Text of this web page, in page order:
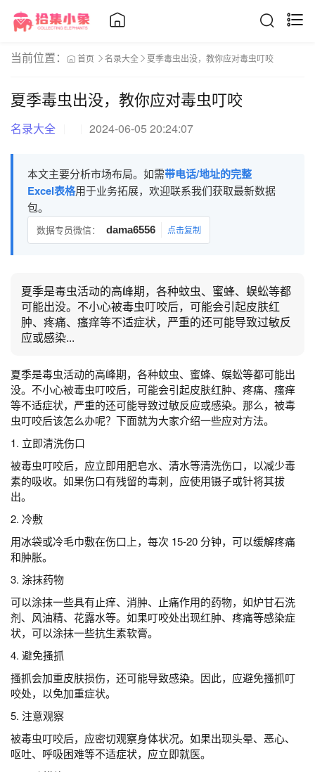
当前位置： 首页 名录大全 夏季毒虫出没，教你应对毒虫叮咬
夏季毒虫出没，教你应对毒虫叮咬
名录大全 2024-06-05 20:24:07
本文主要分析市场布局。如需带电话/地址的完整
Excel表格用于业务拓展，欢迎联系我们获取最新数据
包。
数据专员微信： dama6556 点击复制
夏季是毒虫活动的高峰期，各种蚊虫、蜜蜂、蜈蚣等都
可能出没。不小心被毒虫叮咬后，可能会引起皮肤红
肿、疼痛、瘙痒等不适症状，严重的还可能导致过敏反
应或感染...
夏季是毒虫活动的高峰期，各种蚊虫、蜜蜂、蜈蚣等都可能出
没。不小心被毒虫叮咬后，可能会引起皮肤红肿、疼痛、瘙痒
等不适症状，严重的还可能导致过敏反应或感染。那么，被毒
虫叮咬后该怎么办呢？下面就为大家介绍一些应对方法。
1. 立即清洗伤口
被毒虫叮咬后，应立即用肥皂水、清水等清洗伤口，以减少毒
素的吸收。如果伤口有残留的毒刺，应使用镊子或针将其拔
出。
2. 冷敷
用冰袋或冷毛巾敷在伤口上，每次 15-20 分钟，可以缓解疼痛
和肿胀。
3. 涂抹药物
可以涂抹一些具有止痒、消肿、止痛作用的药物，如炉甘石洗
剂、风油精、花露水等。如果叮咬处出现红肿、疼痛等感染症
状，可以涂抹一些抗生素软膏。
4. 避免搔抓
搔抓会加重皮肤损伤，还可能导致感染。因此，应避免搔抓叮
咬处，以免加重症状。
5. 注意观察
被毒虫叮咬后，应密切观察身体状况。如果出现头晕、恶心、
呕吐、呼吸困难等不适症状，应立即就医。